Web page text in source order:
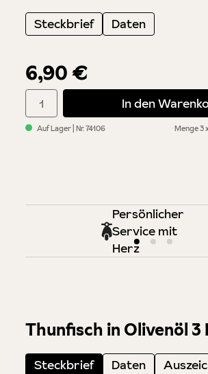
6,90 €
Steckbrief
Daten
Auf Lager | Nr.74106 Menge3
Produkt Anzahl: Gib den gewünschten
In den
Persönlicher
Service mit
Herz
Thunfisch in Olivenöl 3
Steckbrief Daten